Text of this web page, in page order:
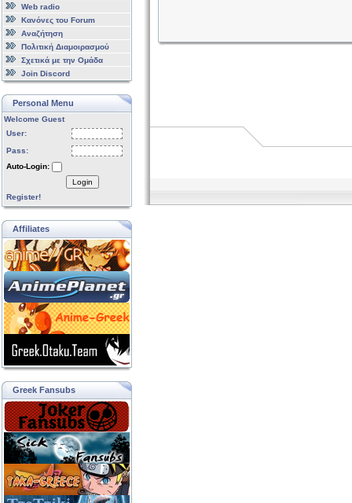
Web radio
Κανόνες του Forum
Αναζήτηση
Πολιτική Διαμοιρασμού
Σχετικά με την Ομάδα
Join Discord
Personal Menu
Welcome Guest
User:
Pass:
Auto-Login:
Login
Register!
Affiliates
Greek Fansubs